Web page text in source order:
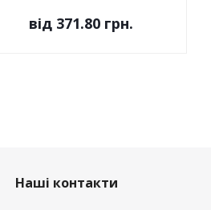
від 371.80 грн.
Наші контакти